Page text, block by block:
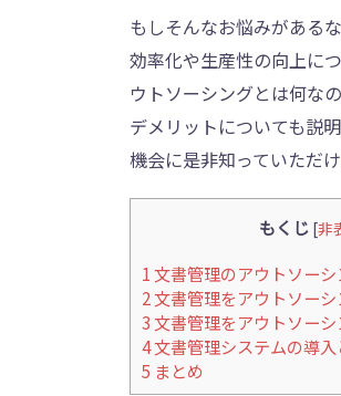
もしそんなお悩みがあるな
効率化や生産性の向上に
ウトソーシングとは何な
デメリットについても説
機会に是非知っていただ
もくじ [非
1文書管理のアウトソーシ
2文書管理をアウトソー
3文書管理をアウトソー
4文書管理システムの導
5 まとめ